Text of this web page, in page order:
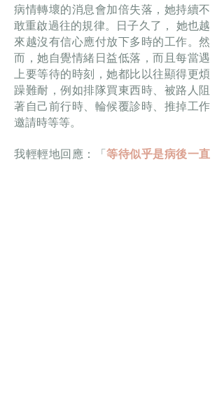
病情轉壞的消息會加倍失落，她持續不
敢重啟過往的規律。日子久了， 她也越
來越沒有信心應付放下多時的工作。然
而，她自覺情緒日益低落，而且每當遇
上要等待的時刻，她都比以往顯得更煩
躁難耐，例如排隊買東西時、被路人阻
著自己前行時、輪候覆診時、推掉工作
邀請時等等。
我輕輕地回應：「 等待似乎是病後一直